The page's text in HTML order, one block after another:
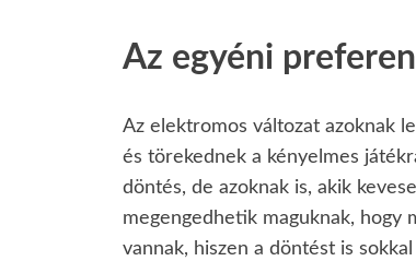
Az egyéni
Az elektromos változat azoknak
és törekednek a kényelmes
döntés, de azoknak is, akik
megengedhetik maguknak, hogy
vannak, hiszen a döntést is